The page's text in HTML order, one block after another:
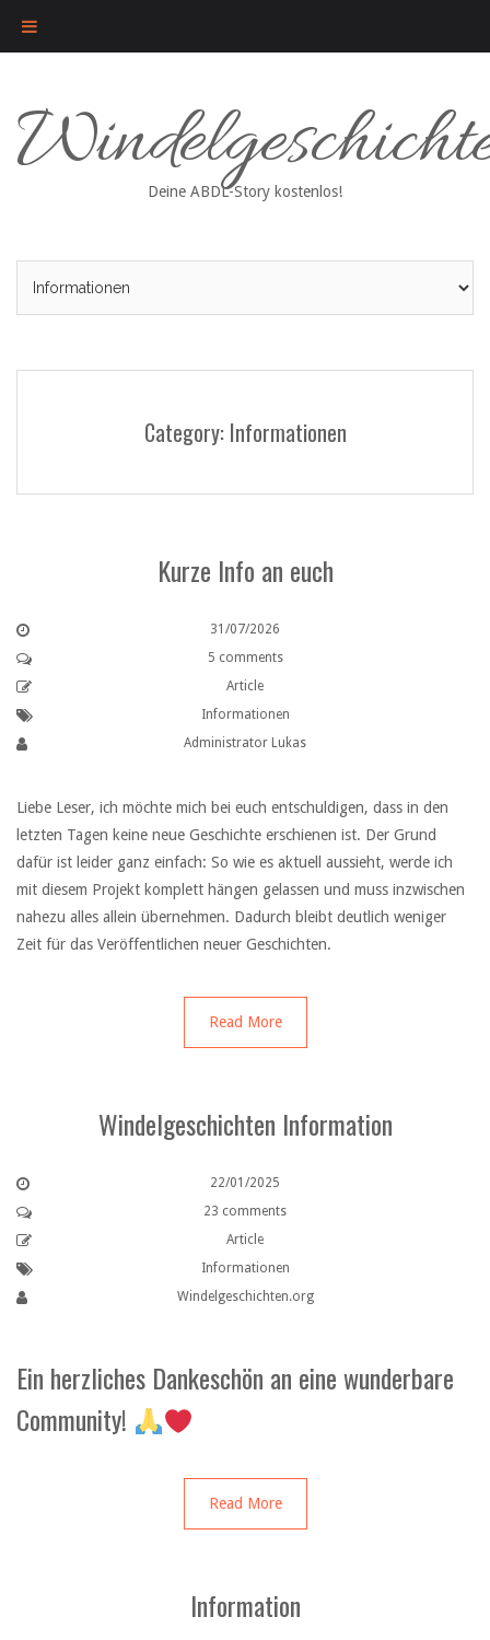
content
Deine ABDL-Story kostenlos!
Category: Informationen
Kurze Info an euch
31/07/2026
5 comments
Article
Informationen
Administrator Lukas
Liebe Leser, ich möchte mich bei euch entschuldigen, dass in den
letzten Tagen keine neue Geschichte erschienen ist. Der Grund
dafür ist leider ganz einfach: So wie es aktuell aussieht, werde ich
mit diesem Projekt komplett hängen gelassen und muss inzwischen
nahezu alles allein übernehmen. Dadurch bleibt deutlich weniger
Zeit für das Veröffentlichen neuer Geschichten.
Read More
Windelgeschichten Information
22/01/2025
23 comments
Article
Informationen
Windelgeschichten.org
Ein herzliches Dankeschön an eine wunderbare
Community!
Read More
Information